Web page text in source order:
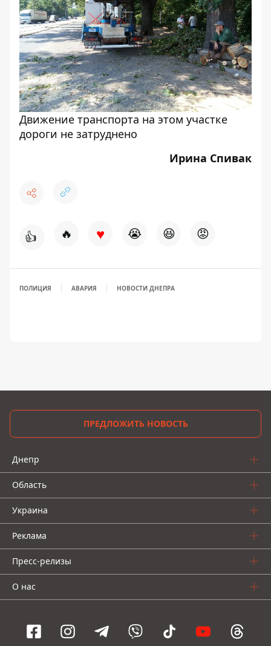
Движение транспорта на этом участке
дороги не затруднено
Ирина Спивак
👍 🔥 ♥ 😭 😆 😡
ПОЛИЦИЯ АВАРИЯ НОВОСТИ ДНЕПРА
ПРЕДЛОЖИТЬ НОВОСТЬ
Днепр
Область
Украина
Реклама
Пресс-релизы
О нас